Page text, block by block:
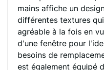
mains affiche un
différentes textures
agréable à la fois en
d'une fenêtre pour
besoins de
est également équipé